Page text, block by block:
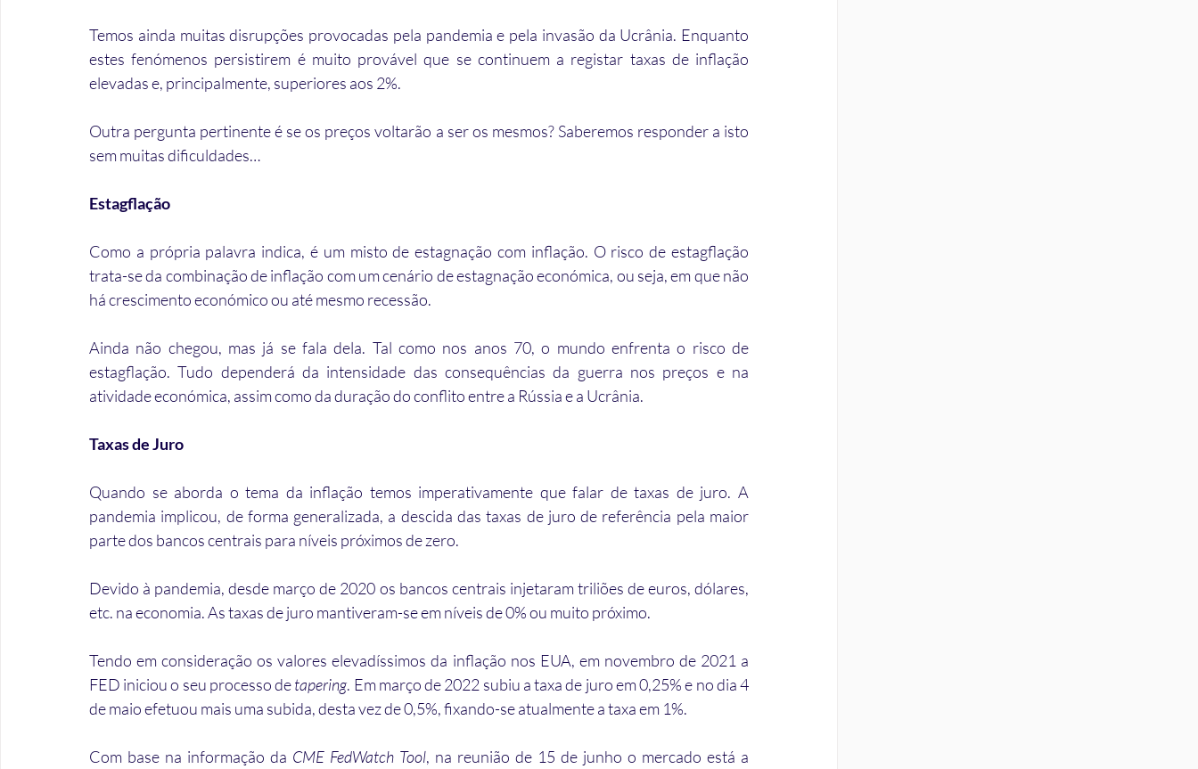
Temos ainda muitas disrupções provocadas pela pandemia e pela invasão da Ucrânia. Enquanto
estes fenómenos persistirem é muito provável que se continuem a registar taxas de inflação
elevadas e, principalmente, superiores aos 2%.
Outra pergunta pertinente é se os preços voltarão a ser os mesmos? Saberemos responder a isto
sem muitas dificuldades…
Estagflação
Como a própria palavra indica, é um misto de estagnação com inflação. O risco de estagflação
trata-se da combinação de inflação com um cenário de estagnação económica, ou seja, em que não
há crescimento económico ou até mesmo recessão.
Ainda não chegou, mas já se fala dela. Tal como nos anos 70, o mundo enfrenta o risco de
estagflação. Tudo dependerá da intensidade das consequências da guerra nos preços e na
atividade económica, assim como da duração do conflito entre a Rússia e a Ucrânia.
Taxas de Juro
Quando se aborda o tema da inflação temos imperativamente que falar de taxas de juro. A
pandemia implicou, de forma generalizada, a descida das taxas de juro de referência pela maior
parte dos bancos centrais para níveis próximos de zero.
Devido à pandemia, desde março de 2020 os bancos centrais injetaram triliões de euros, dólares,
etc. na economia. As taxas de juro mantiveram-se em níveis de 0% ou muito próximo.
Tendo em consideração os valores elevadíssimos da inflação nos EUA, em novembro de 2021 a
FED iniciou o seu processo de tapering. Em março de 2022 subiu a taxa de juro em 0,25% e no dia 4
de maio efetuou mais uma subida, desta vez de 0,5%, fixando-se atualmente a taxa em 1%.
Com base na informação da CME FedWatch Tool, na reunião de 15 de junho o mercado está a